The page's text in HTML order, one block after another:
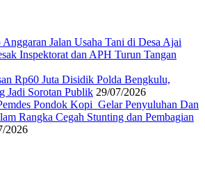
Jalan Usaha Tani di Desa Ajai
Inspektorat dan APH Turun Tangan
Rp60 Juta Disidik Polda Bengkulu,
Jadi Sorotan Publik 29/07/2026
Pondok Kopi Gelar Penyuluhan Dan
Rangka Cegah Stunting dan Pembagian
2026